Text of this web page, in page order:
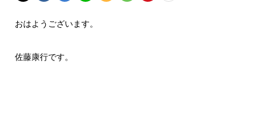
おはようございます。
佐藤康行です。